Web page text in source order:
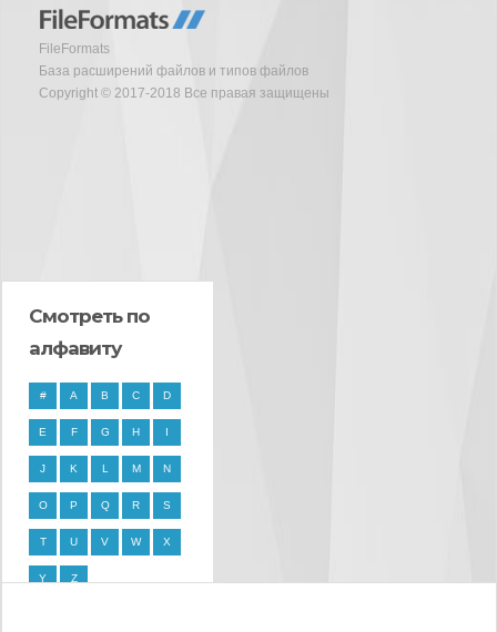
FileFormats
База расширений файлов и типов файлов
Copyright © 2017-2018 Все правая защищены
Смотреть по
алфавиту
# A B C D
E F G H I
J K L M N
O P Q R S
T U V W X
Y Z